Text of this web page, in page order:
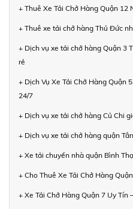
+ Thuê Xe Tải Chở Hàng Quận 12
+ Thuê xe tải chở hàng Thủ Đức
+ Dịch vụ xe tải chở hàng Quận 3
rẻ
+ Dịch Vụ Xe Tải Chở Hàng Quận
24/7
+ Dịch vụ xe tải chở hàng Củ Chi
+ Dịch vụ xe tải chở hàng quận
+ Xe tải chuyển nhà quận Bình
+ Cho Thuê Xe Tải Chở Hàng
+ Xe Tải Chở Hàng Quận 7 Uy Tín